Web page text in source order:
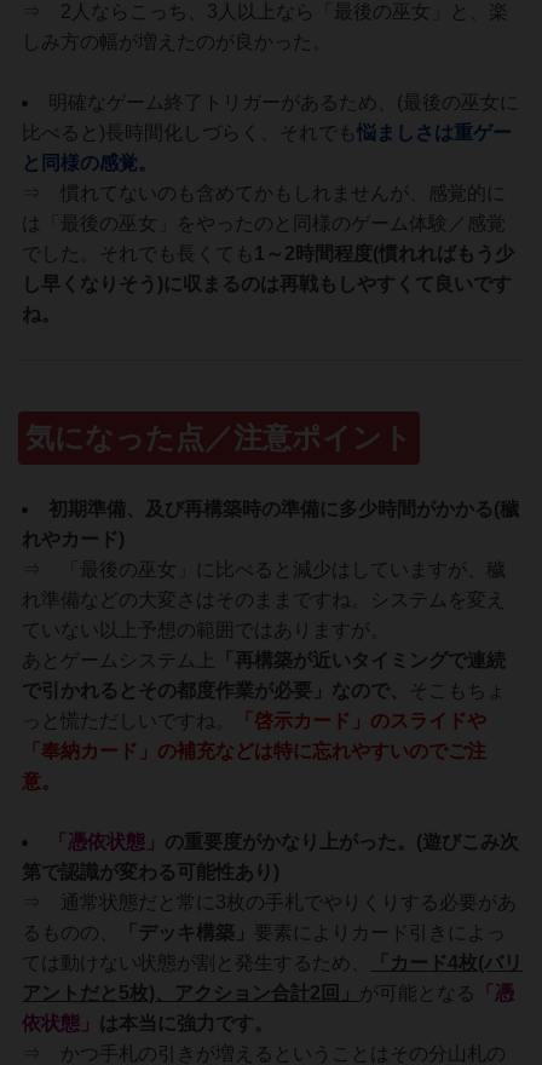
⇒ 2人ならこっち、3人以上なら「最後の巫女」と、楽
しみ方の幅が増えたのが良かった。
明確なゲーム終了トリガーがあるため、(最後の巫女に
比べると)長時間化しづらく、それでも悩ましさは重ゲー
と同様の感覚。
⇒ 慣れてないのも含めてかもしれませんが、感覚的に
は「最後の巫女」をやったのと同様のゲーム体験／感覚
でした。それでも長くても 1～2時間程度(慣れればもう少
し早くなりそう)に収まるのは再戦もしやすくて良いです
ね。
気になった点／注意ポイント
初期準備、及び再構築時の準備に多少時間がかかる(穢
れやカード)
⇒ 「最後の巫女」に比べると減少はしていますが、穢
れ準備などの大変さはそのままですね。システムを変え
ていない以上予想の範囲ではありますが。
あとゲームシステム上
再構築が近いタイミングで連続
で引かれるとその都度作業が必要」なので、
そこもちょ
っと慌ただしいですね。
「啓示カード」のスライドや
「奉納カード」の補充などは特に忘れやすいのでご注
意。
「憑依状態」 の重要度がかなり上がった。(遊びこみ次
第で認識が変わる可能性あり)
⇒ 通常状態だと常に3枚の手札でやりくりする必要があ
るものの、
「デッキ構築」
要素によりカード引きによっ
ては動けない状態が割と発生するため、
「カード4枚(バリ
アントだと5枚)、アクション合計2回」
が可能となる
「憑
依状態」 は本当に強力です。
⇒ かつ手札の引きが増えるということはその分山札の